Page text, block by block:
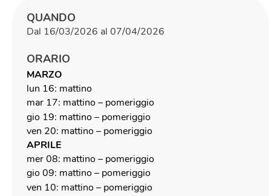
QUANDO
Dal 16/03/2026 al 07/04/2026
ORARIO
MARZO
lun 16: mattino
mar 17: mattino – pomeriggio
gio 19: mattino – pomeriggio
ven 20: mattino – pomeriggio
APRILE
mer 08: mattino – pomeriggio
gio 09: mattino – pomeriggio
ven 10: mattino – pomeriggio